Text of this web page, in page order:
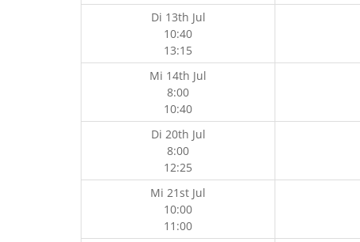
Di 13th Jul
10:40
13:15
Mi 14th Jul
8:00
10:40
Di 20th Jul
8:00
12:25
Mi 21st Jul
10:00
11:00